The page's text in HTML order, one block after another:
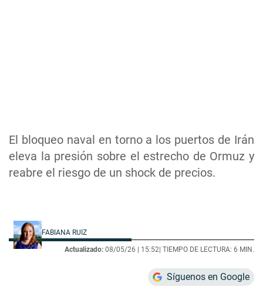
El bloqueo naval en torno a los puertos de Irán
eleva la presión sobre el estrecho de Ormuz y
reabre el riesgo de un shock de precios.
FABIANA RUIZ
Actualizado: 08/05/26 | 15:52| TIEMPO DE LECTURA: 6 MIN.
Síguenos en Google